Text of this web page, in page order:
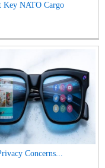
Key NATO Cargo
Concerns...